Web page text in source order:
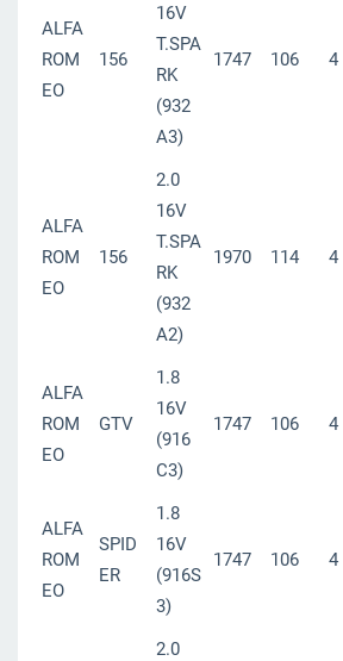
ALFA
ROM
EO
156
16V
T.SPA
RK
(932
A3)
1747 106 4
ALFA
ROM
EO
156
2.0
16V
T.SPA
RK
(932
A2)
1970 114 4
ALFA
ROM
EO
GTV
1.8
16V
(916
C3)
1747 106 4
ALFA
ROM
EO
SPID
ER
1.8
16V
(916S
3)
1747 106 4
2.0